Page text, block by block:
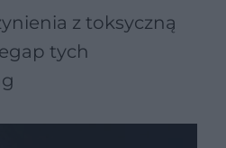
z toksyczną
tych